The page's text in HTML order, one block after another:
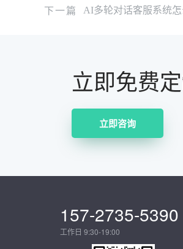
下一篇 AI多轮对话客服系统
立即免费
立即咨询
157-2735-5390
工作日 9:30-19:00